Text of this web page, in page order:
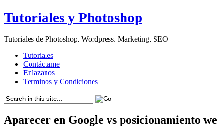
Tutoriales y Photoshop
Tutoriales de Photoshop, Wordpress, Marketing, SEO
Tutoriales
Contáctame
Enlazanos
Terminos y Condiciones
Aparecer en Google vs posicionamiento